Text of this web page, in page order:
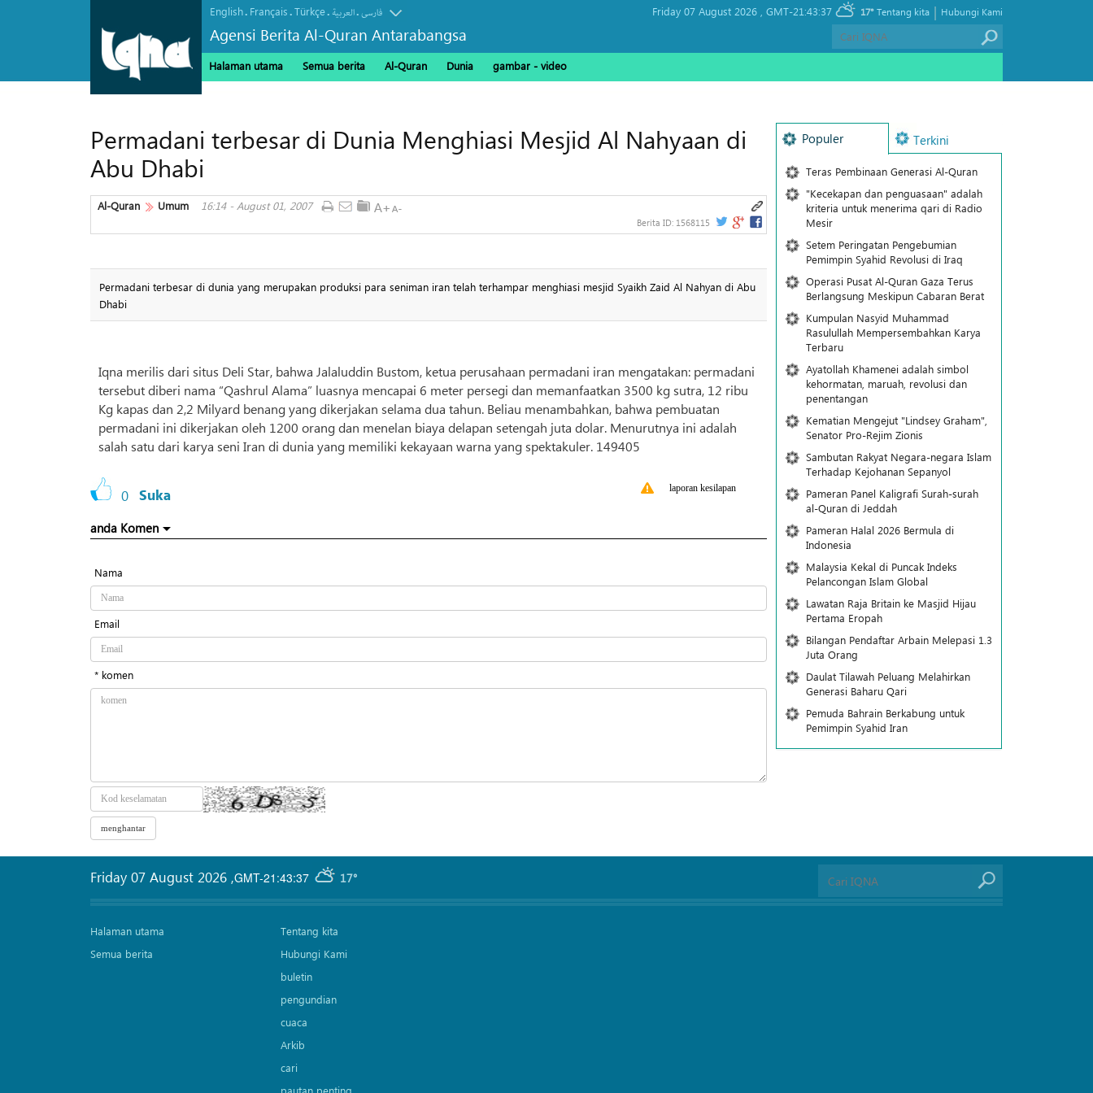
English. Français.Türkçe. العربیة.فارسی
Agensi Berita Al-Quran Antarabangsa
Friday 07 August 2026 , GMT-21:43:37 17° Hubungi Kami
|
Tentang kita
Halaman utama Semua berita Al-Quran Dunia gambar - video
Permadani terbesar di Dunia Menghiasi Mesjid Al Nahyaan di
Abu Dhabi
Al-Quran Umum 16:14 - August 01, 2007
Berita ID: 1568115
Permadani terbesar di dunia yang merupakan produksi para seniman iran telah terhampar menghiasi mesjid Syaikh Zaid Al Nahyan di Abu
Dhabi
Iqna merilis dari situs Deli Star, bahwa Jalaluddin Bustom, ketua perusahaan permadani iran mengatakan: permadani
tersebut diberi nama “Qashrul Alama” luasnya mencapai 6 meter persegi dan memanfaatkan 3500 kg sutra, 12 ribu
Kg kapas dan 2,2 Milyard benang yang dikerjakan selama dua tahun. Beliau menambahkan, bahwa pembuatan
permadani ini dikerjakan oleh 1200 orang dan menelan biaya delapan setengah juta dolar. Menurutnya ini adalah
salah satu dari karya seni Iran di dunia yang memiliki kekayaan warna yang spektakuler. 149405
0 Suka laporan kesilapan
anda Komen
Nama
Email
* komen
Populer Terkini
Teras Pembinaan Generasi Al-Quran
"Kecekapan dan penguasaan" adalah
kriteria untuk menerima qari di Radio
Mesir
Setem Peringatan Pengebumian
Pemimpin Syahid Revolusi di Iraq
Operasi Pusat Al-Quran Gaza Terus
Berlangsung Meskipun Cabaran Berat
Kumpulan Nasyid Muhammad
Rasulullah Mempersembahkan Karya
Terbaru
Ayatollah Khamenei adalah simbol
kehormatan, maruah, revolusi dan
penentangan
Kematian Mengejut "Lindsey Graham",
Senator Pro-Rejim Zionis
Sambutan Rakyat Negara-negara Islam
Terhadap Kejohanan Sepanyol
Pameran Panel Kaligrafi Surah-surah
al-Quran di Jeddah
Pameran Halal 2026 Bermula di
Indonesia
Malaysia Kekal di Puncak Indeks
Pelancongan Islam Global
Lawatan Raja Britain ke Masjid Hijau
Pertama Eropah
Bilangan Pendaftar Arbain Melepasi 1.3
Juta Orang
Daulat Tilawah Peluang Melahirkan
Generasi Baharu Qari
Pemuda Bahrain Berkabung untuk
Pemimpin Syahid Iran
GMT-21:43:37 17°
Friday 07 August 2026 ,
Halaman utama
Semua berita
Tentang kita
Hubungi Kami
buletin
pengundian
cuaca
Arkib
cari